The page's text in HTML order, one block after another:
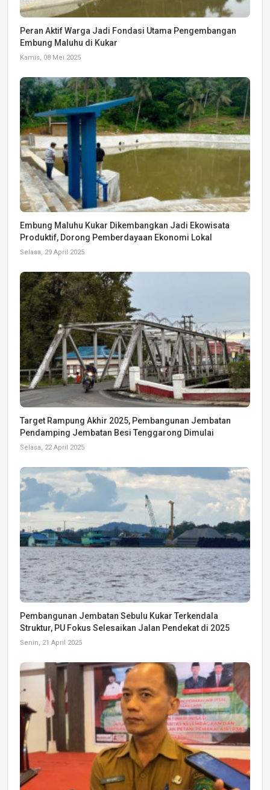
Peran Aktif Warga Jadi Fondasi Utama Pengembangan
Embung Maluhu di Kukar
Kamis, 08 Mei 2025
Embung Maluhu Kukar Dikembangkan Jadi Ekowisata
Produktif, Dorong Pemberdayaan Ekonomi Lokal
Selasa, 29 April 2025
Target Rampung Akhir 2025, Pembangunan Jembatan
Pendamping Jembatan Besi Tenggarong Dimulai
Selasa, 22 April 2025
Pembangunan Jembatan Sebulu Kukar Terkendala
Struktur, PU Fokus Selesaikan Jalan Pendekat di 2025
Senin, 21 April 2025